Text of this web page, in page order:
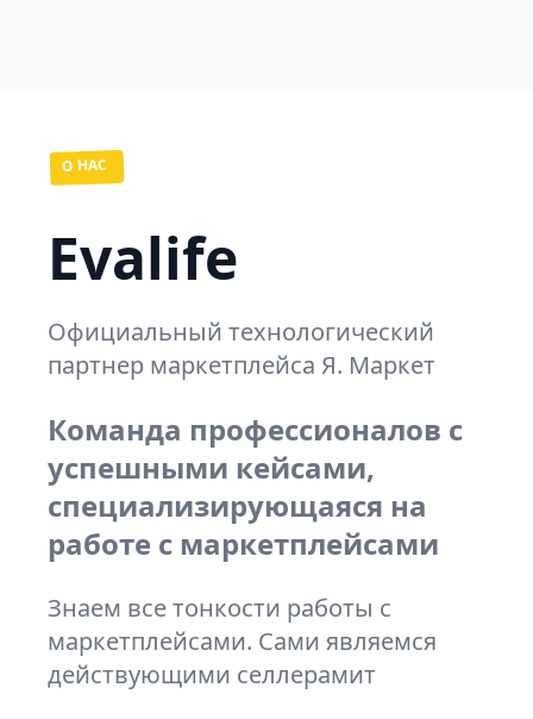
О НАС
Evalife
Официальный технологический
партнер маркетплейса Я. Маркет
Команда профессионалов с
успешными кейсами,
специализирующаяся на
работе с маркетплейсами
Знаем все тонкости работы с
маркетплейсами. Сами являемся
действующими селлерамит